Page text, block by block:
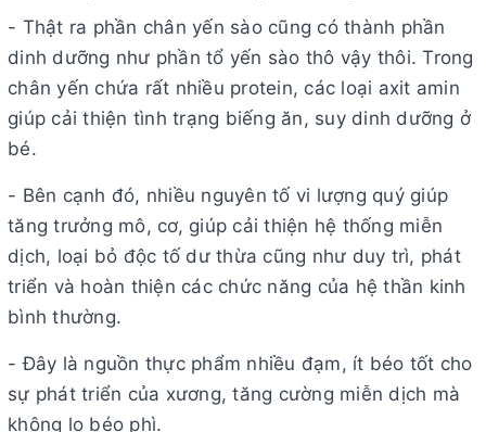
- Thật ra phần chân yến sào cũng có thành phần
dinh dưỡng như phần tổ yến sào thô vậy thôi. Trong
chân yến chứa rất nhiều protein, các loại axit amin
giúp cải thiện tình trạng biếng ăn, suy dinh dưỡng ở
bé.
- Bên cạnh đó, nhiều nguyên tố vi lượng quý giúp
tăng trưởng mô, cơ, giúp cải thiện hệ thống miễn
dịch, loại bỏ độc tố dư thừa cũng như duy trì, phát
triển và hoàn thiện các chức năng của hệ thần kinh
bình thường.
- Đây là nguồn thực phẩm nhiều đạm, ít béo tốt cho
sự phát triển của xương, tăng cường miễn dịch mà
không lo béo phì.